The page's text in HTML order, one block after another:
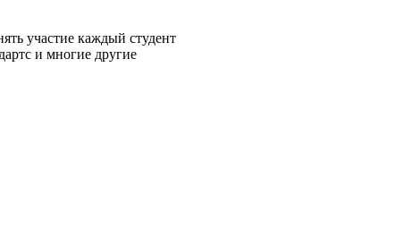
участие каждый студент
и многие другие